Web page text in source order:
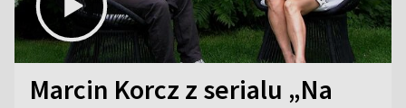
Marcin Korcz z serialu „Na